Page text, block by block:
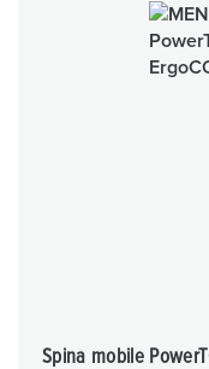
Spina mobile